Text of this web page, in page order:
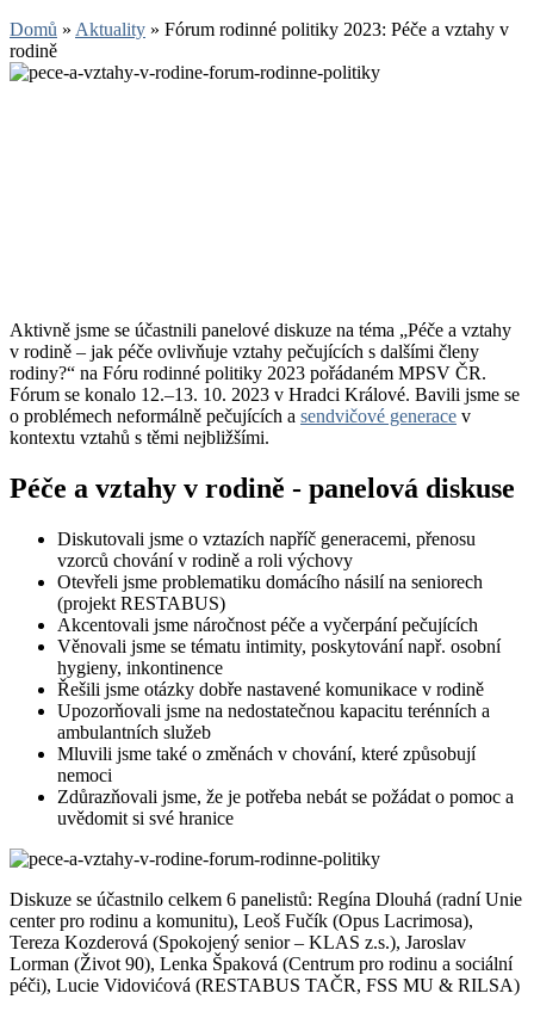
Domů » Aktuality » Fórum rodinné politiky 2023: Péče a vztahy v
rodině
Aktivně jsme se účastnili panelové diskuze na téma „Péče a vztahy
v rodině – jak péče ovlivňuje vztahy pečujících s dalšími členy
rodiny?“ na Fóru rodinné politiky 2023 pořádaném MPSV ČR.
Fórum se konalo 12.–13. 10. 2023 v Hradci Králové. Bavili jsme se
o problémech neformálně pečujících a sendvičové generace v
kontextu vztahů s těmi nejbližšími.
Péče a vztahy v rodině - panelová diskuse
Diskutovali jsme o vztazích napříč generacemi, přenosu
vzorců chování v rodině a roli výchovy
Otevřeli jsme problematiku domácího násilí na seniorech
(projekt RESTABUS)
Akcentovali jsme náročnost péče a vyčerpání pečujících
Věnovali jsme se tématu intimity, poskytování např. osobní
hygieny, inkontinence
Řešili jsme otázky dobře nastavené komunikace v rodině
Upozorňovali jsme na nedostatečnou kapacitu terénních a
ambulantních služeb
Mluvili jsme také o změnách v chování, které způsobují
nemoci
Zdůrazňovali jsme, že je potřeba nebát se požádat o pomoc a
uvědomit si své hranice
Diskuze se účastnilo celkem 6 panelistů: Regína Dlouhá (radní Unie
center pro rodinu a komunitu), Leoš Fučík (Opus Lacrimosa),
Tereza Kozderová (Spokojený senior – KLAS z.s.), Jaroslav
Lorman (Život 90), Lenka Špaková (Centrum pro rodinu a sociální
péči), Lucie Vidovićová (RESTABUS TAČR, FSS MU & RILSA)